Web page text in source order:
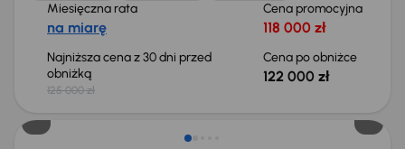
Miesięczna rata
na miarę
Cena promocyjna
118 000 zł
Najniższa cena z 30 dni przed
obniżką
125 000 zł
Cena po obniżce
122 000 zł
Taniej o 1 000 zł